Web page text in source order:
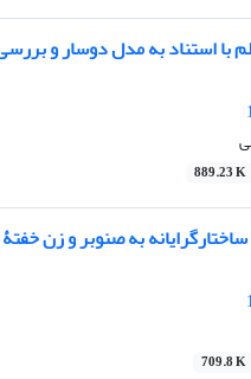
با استناد به مدل دوسار و
889.23 K
به صنوبر و زن
709.8 K